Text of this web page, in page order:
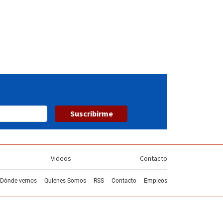
Suscribirme
Videos Contacto
Dónde vernos Quiénes Somos RSS Contacto Empleos